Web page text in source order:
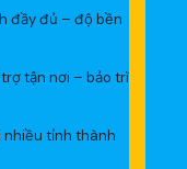
đầy đủ – độ bền
trợ tận nơi – bảo trì
nhiều tỉnh thành